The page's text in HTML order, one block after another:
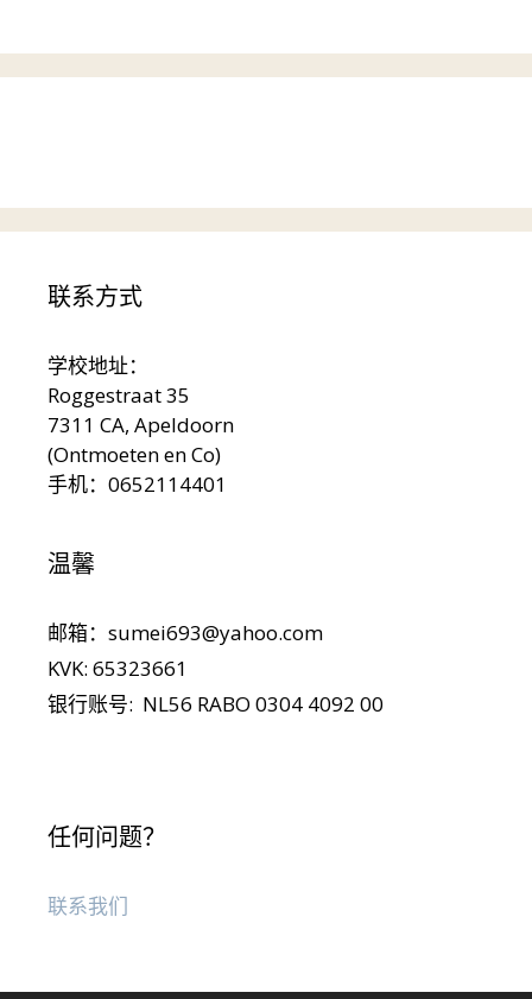
联系方式
学校地址：
Roggestraat 35
7311 CA, Apeldoorn
(Ontmoeten en Co)
手机：0652114401
温馨
邮箱：sumei693@yahoo.com
KVK: 65323661
银行账号: NL56 RABO 0304 4092 00
任何问题？
联系我们